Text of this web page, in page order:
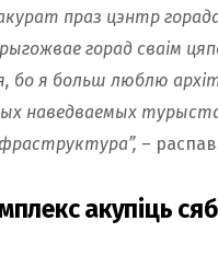
праз цэнтр
горад сваім
бо я больш люблю
наведваемых
–
акупіць